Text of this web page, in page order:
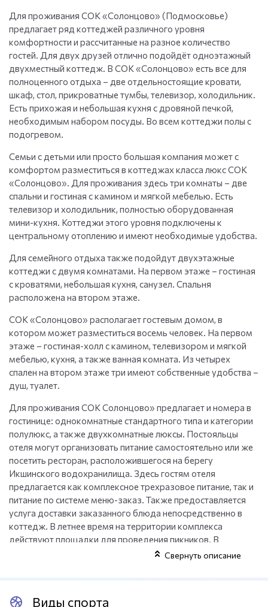
Для проживания СОК «Солонцово» (Подмосковье)
предлагает ряд коттеджей различного уровня
комфортности и рассчитанные на разное количество
гостей. Для двух друзей отлично подойдёт одноэтажный
двухместный коттедж. В СОК «Солонцово» есть все для
полноценного отдыха – две отдельностоящие кровати,
шкаф, стол, прикроватные тумбы, телевизор, холодильник.
Есть прихожая и небольшая кухня с дровяной печкой,
необходимым набором посуды. Во всем коттеджи полы с
подогревом.
Семьи с детьми или просто большая компания может с
комфортом разместиться в коттеджах класса люкс СОК
«Солонцово». Для проживания здесь три комнаты – две
спальни и гостиная с камином и мягкой мебелью. Есть
телевизор и холодильник, полностью оборудованная
мини-кухня. Коттеджи этого уровня подключены к
центральному отоплению и имеют необходимые удобства.
Для семейного отдыха также подойдут двухэтажные
коттеджи с двумя комнатами. На первом этаже – гостиная
с кроватями, небольшая кухня, санузел. Спальня
расположена на втором этаже.
СОК «Солонцово» располагает гостевым домом, в
котором может разместиться восемь человек. На первом
этаже – гостиная-холл с камином, телевизором и мягкой
мебелью, кухня, а также ванная комната. Из четырех
спален на втором этаже три имеют собственные удобства –
душ, туалет.
Для проживания СОК Солонцово» предлагает и номера в
гостинице: однокомнатные стандартного типа и категории
полулюкс, а также двухкомнатные люксы. Постояльцы
отеля могут организовать питание самостоятельно или же
посетить ресторан, расположившегося на берегу
Икшинского водохранилища. Здесь гостям отеля
предлагается как комплексное трехразовое питание, так и
питание по системе меню-заказ. Также предоставляется
услуга доставки заказанного блюда непосредственно в
коттедж. В летнее время на территории комплекса
действуют площадки для проведения пикников. В
банкетном зале удобно проводить корпоративные
В летнее время на открытой веранде устанавливается
Свернуть описание
Виды спорта